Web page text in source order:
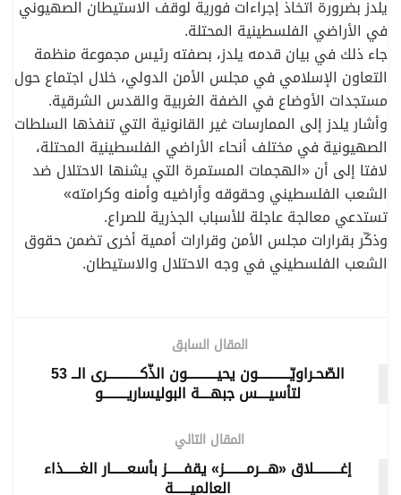
يلدز بضرورة اتخاذ إجراءات فورية لوقف الاستيطان الصهيوني
في الأراضي الفلسطينية المحتلة.
جاء ذلك في بيان قدمه يلدز، بصفته رئيس مجموعة منظمة
التعاون الإسلامي في مجلس الأمن الدولي، خلال اجتماع حول
مستجدات الأوضاع في الضفة الغربية والقدس الشرقية.
وأشار يلدز إلى الممارسات غير القانونية التي تنفذها السلطات
الصهيونية في مختلف أنحاء الأراضي الفلسطينية المحتلة،
لافتا إلى أن «الهجمات المستمرة التي يشنها الاحتلال ضد
الشعب الفلسطيني وحقوقه وأراضيه وأمنه وكرامته»
تستدعي معالجة عاجلة للأسباب الجذرية للصراع.
وذكّر بقرارات مجلس الأمن وقرارات أممية أخرى تضمن حقوق
الشعب الفلسطيني في وجه الاحتلال والاستيطان.
المقال السابق
الصّحـراويّــــــــــــون يحيـــــــــــون الذّكــــــــــــرى الــ 53
لتأسيــــس جبهــــة البوليساريـــــــــو
المقال التالي
إغــــــــــلاق «هـــرمــــــــز» يقفــــــز بأسعــــــار الغــــــذاء
العالميــــــة